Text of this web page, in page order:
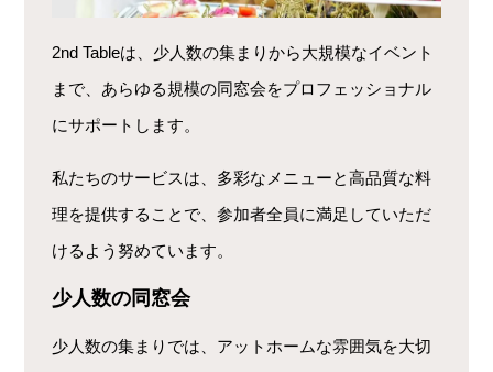
2nd Tableは、少人数の集まりから大規模なイベント
まで、あらゆる規模の同窓会をプロフェッショナル
にサポートします。
私たちのサービスは、多彩なメニューと高品質な料
理を提供することで、参加者全員に満足していただ
けるよう努めています。
少人数の同窓会
少人数の集まりでは、アットホームな雰囲気を大切